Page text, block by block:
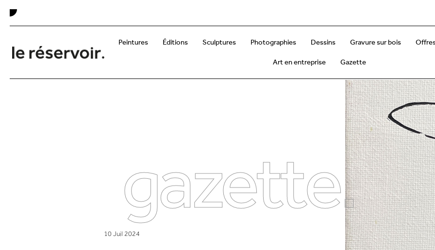
Peintures Éditions Sculptures Photographies Dessins Gravure sur bois
Art en entreprise Gazette
gazette.
10 Juil 2024